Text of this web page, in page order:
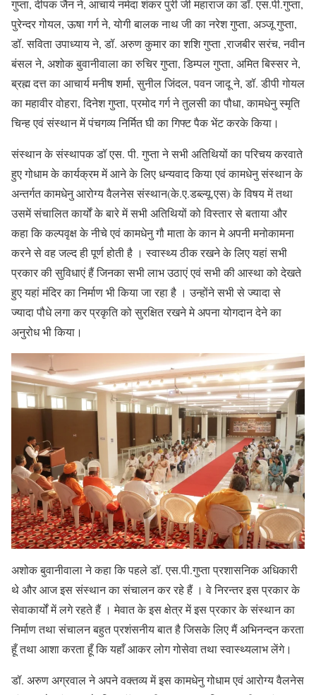
गुप्ता, दीपक जैन ने, आचार्य नर्मदा शंकर पुरी जी महाराज का डॉ. एस.पी.गुप्ता,
पुरेन्दर गोयल, ऊषा गर्ग ने, योगी बालक नाथ जी का नरेश गुप्ता, अञ्जू गुप्ता,
डॉ. सविता उपाध्याय ने, डॉ. अरुण कुमार का शशि गुप्ता ,राजबीर सरंच, नवीन
बंसल ने, अशोक बुवानीवाला का रुचिर गुप्ता, डिम्पल गुप्ता, अमित बिस्सर ने,
ब्रह्म दत्त का आचार्य मनीष शर्मा, सुनील जिंदल, पवन जादू ने, डॉ. डीपी गोयल
का महावीर वोहरा, दिनेश गुप्ता, प्रमोद गर्ग ने तुलसी का पौधा, कामधेनु स्मृति
चिन्ह एवं संस्थान में पंचगव्य निर्मित घी का गिफ्ट पैक भेंट करके किया।
संस्थान के संस्थापक डॉ एस. पी. गुप्ता ने सभी अतिथियों का परिचय करवाते
हुए गोधाम के कार्यक्रम में आने के लिए धन्यवाद किया एवं कामधेनु संस्थान के
अन्तर्गत कामधेनु आरोग्य वैलनेस संस्थान(के.ए.डब्ल्यू.एस) के विषय में तथा
उसमें संचालित कार्यों के बारे में सभी अतिथियों को विस्तार से बताया और
कहा कि कल्पवृक्ष के नीचे एवं कामधेनु गौ माता के कान मे अपनी मनोकामना
करने से वह जल्द ही पूर्ण होती है । स्वास्थ्य ठीक रखने के लिए यहां सभी
प्रकार की सुविधाएं हैं जिनका सभी लाभ उठाएं एवं सभी की आस्था को देखते
हुए यहां मंदिर का निर्माण भी किया जा रहा है । उन्होंने सभी से ज्यादा से
ज्यादा पौधे लगा कर प्रकृति को सुरक्षित रखने मे अपना योगदान देने का
अनुरोध भी किया।
अशोक बुवानीवाला ने कहा कि पहले डॉ. एस.पी.गुप्ता प्रशासनिक अधिकारी
थे और आज इस संस्थान का संचालन कर रहे हैं । वे निरन्तर इस प्रकार के
सेवाकार्यों में लगे रहते हैं । मेवात के इस क्षेत्र में इस प्रकार के संस्थान का
निर्माण तथा संचालन बहुत प्रशंसनीय बात है जिसके लिए मैं अभिनन्दन करता
हूँ तथा आशा करता हूँ कि यहाँ आकर लोग गोसेवा तथा स्वास्थ्यलाभ लेंगे।
डॉ. अरुण अग्रवाल ने अपने वक्तव्य में इस कामधेनु गोधाम एवं आरोग्य वैलनेस